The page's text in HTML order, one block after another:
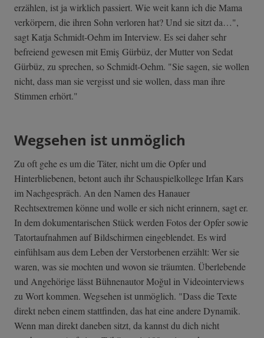
erzählen, ist ja wirklich passiert. Wie weit kann ich die Mama
verkörpern, die ihren Sohn verloren hat? Und sie sitzt da…",
sagt Katja Schmidt-Oehm im Interview. Es sei daher sehr
befreiend gewesen mit Emiş Gürbüz, der Mutter von Sedat
Gürbüz, zu sprechen, so Schmidt-Oehm. "Sie sagen, sie wollen
nicht, dass man sie vergisst und sie wollen, dass man ihre
Stimmen erhört."
Wegsehen ist unmöglich
Zu oft gehe es um die Täter, nicht um die Opfer und
Hinterbliebenen, betont auch ihr Schauspielkollege Irfan Kars
im Nachgespräch. An den Namen des Hanauer
Rechtsextremen könne und wolle er sich nicht erinnern, sagt er.
In dem dokumentarischen Stück werden Fotos der Opfer sowie
Tatortaufnahmen auf Bildschirmen eingeblendet. Es wird
einfühlsam aus dem Leben der Verstorbenen erzählt: Wer sie
waren, was sie mochten und wovon sie träumten. Überlebende
und Angehörige lässt Bühnenautor Moğul in Videointerviews
zu Wort kommen. Wegsehen ist unmöglich. "Dass die Texte
direkt neben einem stattfinden, das hat eine andere Dynamik.
Wenn man direkt daneben sitzt, da kannst du dich nicht